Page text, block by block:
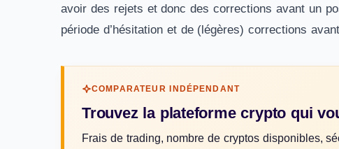
avoir des rejets et donc des corrections avant un
période d’hésitation et de (légères) corrections
COMPARATEUR INDÉPENDANT
Trouvez la plateforme crypto qui
Frais de trading, nombre de cryptos disponibles,